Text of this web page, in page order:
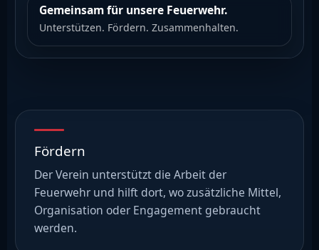
Gemeinsam für unsere Feuerwehr.
Unterstützen. Fördern. Zusammenhalten.
Fördern
Der Verein unterstützt die Arbeit der
Feuerwehr und hilft dort, wo zusätzliche Mittel,
Organisation oder Engagement gebraucht
werden.